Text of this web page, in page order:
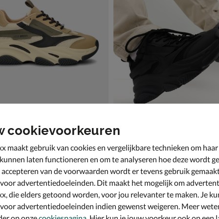
Possess Steve Madden Possess
€ 139,99
139,99
cookievoorkeuren
maakt gebruik van cookies en vergelijkbare technieken om
laten functioneren en om te analyseren hoe deze wordt
van de voorwaarden wordt er tevens gebruik
advertentiedoeleinden. Dit maakt het mogelijk om
die elders getoond worden, voor jou relevanter te maken. Je
advertentiedoeleinden indien gewenst weigeren. Meer